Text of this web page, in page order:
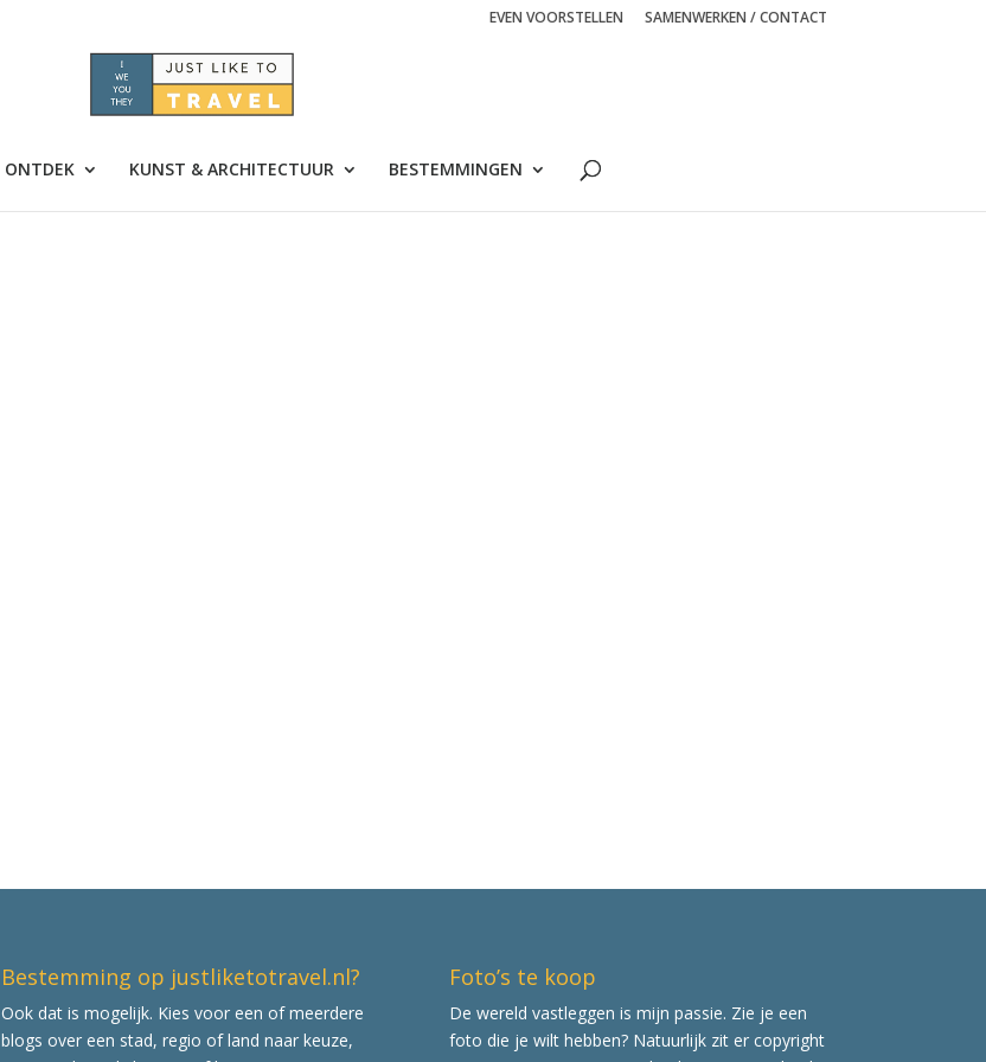
EVEN VOORSTELLEN SAMENWERKEN / CONTACT
ONTDEK KUNST & ARCHITECTUUR BESTEMMINGEN
Bestemming op justliketotravel.nl?
Ook dat is mogelijk. Kies voor een of meerdere
blogs over een stad, regio of land naar keuze,
Foto’s te koop
De wereld vastleggen is mijn passie. Zie je een
foto die je wilt hebben? Natuurlijk zit er copyright